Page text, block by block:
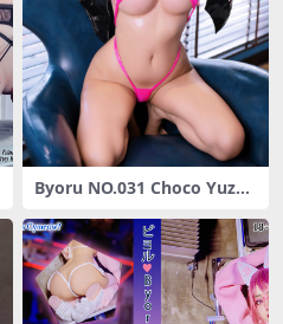
Byoru NO.031 Choco Yuzuk